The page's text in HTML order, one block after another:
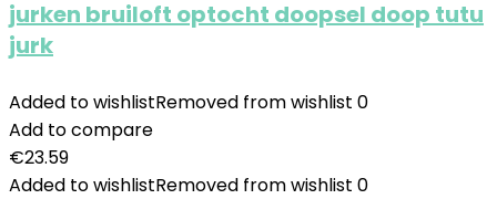
jurken bruiloft optocht doopsel doop tutu
jurk
Added to wishlistRemoved from wishlist 0
Add to compare
€23.59
Added to wishlistRemoved from wishlist 0